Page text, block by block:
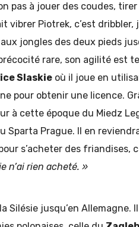
pas à jouer des coudes,
Piotrek, c’est dribbler,
jongles des deux pieds
rare, son agilité est
Slaskie où il joue en
pour obtenir une licence.
à cette époque du Miedz
Sparta Prague. Il en
s’acheter des friandises,
n’ai rien acheté. »
jusqu’en Allemagne.